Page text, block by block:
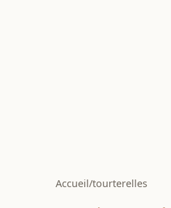
Accueil/tourterelles